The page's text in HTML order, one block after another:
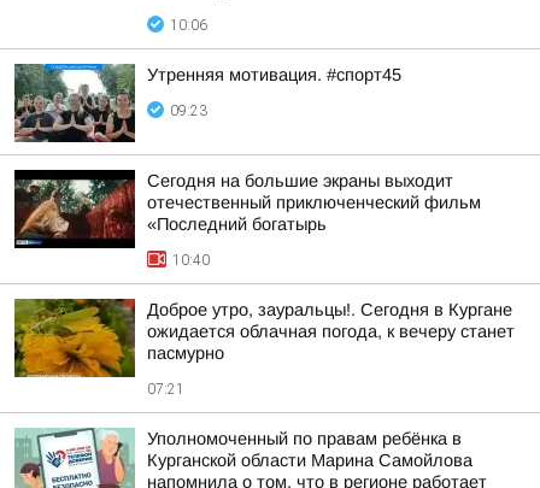
10:06
Утренняя мотивация. #спорт45
09:23
Сегодня на большие экраны выходит
отечественный приключенческий фильм
«Последний богатырь
10:40
Доброе утро, зауральцы!. Сегодня в Кургане
ожидается облачная погода, к вечеру станет
пасмурно
07:21
Уполномоченный по правам ребёнка в
Курганской области Марина Самойлова
напомнила о том, что в регионе работает